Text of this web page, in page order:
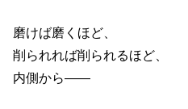
磨けば磨くほど、
削られれば削られるほど、
内側から――